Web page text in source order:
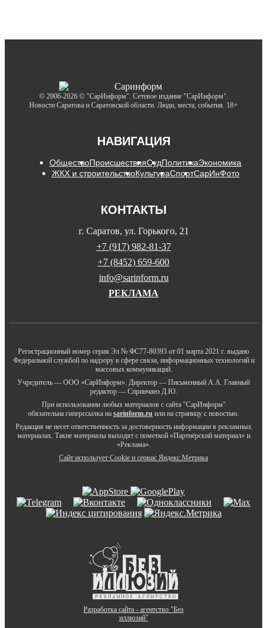
© 2006-2026 © "СарИнформ". Сетевое издание "СарИнформ".
Новости Саратова и Саратовской области. Люди, места, события. 18+
НАВИГАЦИЯ
ОбществоПроисшествияСудПолитикаЭкономика
ЖКХ и строительствоКультураСпортСарИнФото
КОНТАКТЫ
г. Саратов, ул. Горького, 21
+7 (917) 982-81-37
+7 (8452) 659-600
info@sarinform.ru
РЕКЛАМА
Регистрационный номер серия Эл № ФС77-80393 от 01 марта 2021 г. выдано
Федеральной службой по надзору в сфере связи, информационных технологий и
массовых коммуникаций.
Учредитель — ООО «СарИнформ». Директор — Письменный А.А. Главный
редактор — Спринчанэ Д.Ю.
При использовании любых материалов с сайта "СарИнформ"
обязательна гиперссылка на sarinform.ru или на страницу с новостью.
Редакция не несет ответственность за достоверность информации в рекламных
материалах. Такие материалы выходят с пометкой «Партнёрский материал» и
«Реклама».
Сайт использует Cookie и сервиc Яндекс.Метрика
Разработка сайта - агентство "Без
иллюзий"